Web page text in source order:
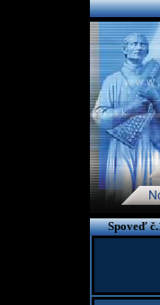
Spoveď